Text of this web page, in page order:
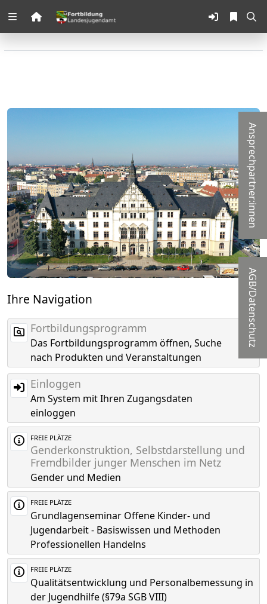
Zuklappen
Loading
Loading
Loading Ansprechpartner:innen
AGB/Datenschutz
Ihre Navigation
Fortbildungsprogramm
Das Fortbildungsprogramm öffnen, Suche
nach Produkten und Veranstaltungen
Einloggen
Am System mit Ihren Zugangsdaten
einloggen
FREIE PLÄTZE
Genderkonstruktion, Selbstdarstellung und
Fremdbilder junger Menschen im Netz
Gender und Medien
FREIE PLÄTZE
Grundlagenseminar Offene Kinder- und
Jugendarbeit - Basiswissen und Methoden
Professionellen Handelns
FREIE PLÄTZE
Qualitätsentwicklung und Personalbemessung in
der Jugendhilfe (§79a SGB VIII)